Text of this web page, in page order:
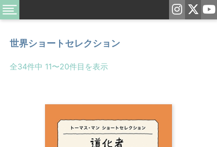
世界ショートセレクション
全34件中 11〜20件目を表示